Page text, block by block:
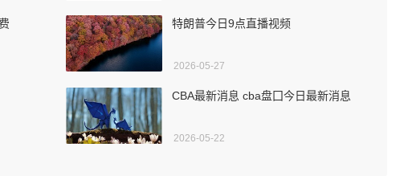
特朗普今日9点直播视频
2026-05-27
CBA最新消息 cba盘囗今日最新消息
2026-05-22